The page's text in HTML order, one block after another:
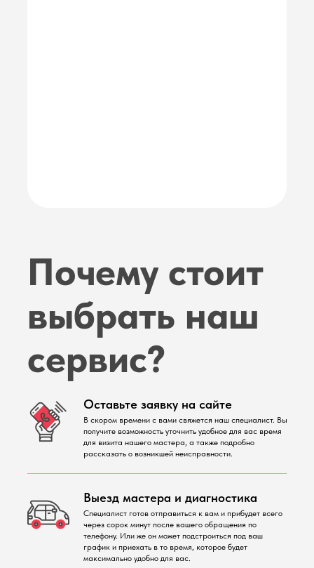
Оставьте заявку на сайте
В скором времени с вами свяжется наш специалист. Вы
получите возможность уточнить удобное для вас время
для визита нашего мастера, а также подробно
рассказать о возникшей неисправности.
Выезд мастера и диагностика
Специалист готов отправиться к вам и прибудет всего
через сорок минут после вашего обращения по
телефону. Или же он может подстроиться под ваш
график и приехать в то время, которое будет
максимально удобно для вас.
Почему стоит
выбрать наш
сервис?